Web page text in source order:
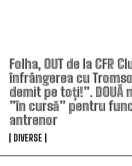
Folha, OUT de la CFR
înfrângerea cu
demit pe toți!”. DOUĂ
”în cursă” pentru
antrenor
DIVERSE